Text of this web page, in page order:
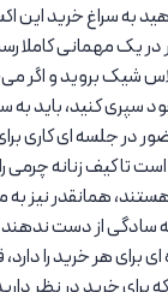
به سراغ خرید این
یک مهمانی کاملا
شیک بروید و اگر
سپری کنید، باید
در جلسه ای کاری
تا کیف زنانه چرمی
همانقدر نیز به
سادگی از دست ندهند.
برای هر خرید را